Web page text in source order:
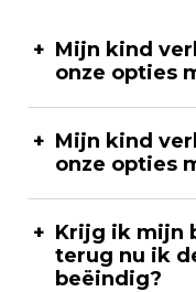
Mijn kind
onze opties
Mijn kind
onze opties
Krijg ik mijn
terug nu ik
beëindig?